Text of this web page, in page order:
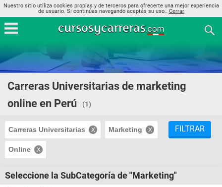
Nuestro sitio utiliza cookies propias y de terceros para ofrecerte una mejor experiencia
de usuario. Si continúas navegando aceptás su uso.. Cerrar
Carreras Universitarias de marketing
online en Perú
(1)
Carreras Universitarias Marketing
Online
FILTRAR
Seleccione la SubCategoría de "Marketing"